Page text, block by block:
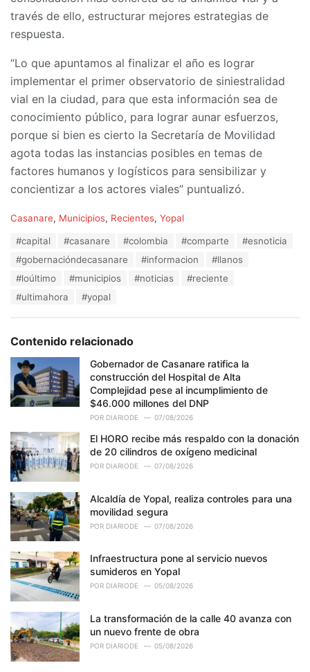
través de ello, estructurar mejores estrategias de
respuesta.
“Lo que apuntamos al finalizar el año es lograr
implementar el primer observatorio de siniestralidad
vial en la ciudad, para que esta información sea de
conocimiento público, para lograr aunar esfuerzos,
porque si bien es cierto la Secretaría de Movilidad
agota todas las instancias posibles en temas de
factores humanos y logísticos para sensibilizar y
concientizar a los actores viales” puntualizó.
C
:
Casanare, Municipios, Recientes, Yopal
#capital #casanare #colombia #comparte
#esnoticia
#gobernacióndecasanare
#informacion
#llanos
#loúltimo
#municipios #noticias
#reciente
#ultimahora
#yopal
Contenido relacionado
Gobernador de Casanare ratifica la
construcción del Hospital de Alta
Complejidad pese al incumplimiento de
$46.000 millones del DNP
POR DIARIODE 07/08/2026
El HORO recibe más respaldo con la donación
de 20 cilindros de oxígeno medicinal
POR DIARIODE 07/08/2026
Alcaldía de Yopal, realiza controles para una
movilidad segura
POR DIARIODE 07/08/2026
Infraestructura pone al servicio nuevos
sumideros en Yopal
POR DIARIODE 05/08/2026
La transformación de la calle 40 avanza con
un nuevo frente de obra
POR DIARIODE 05/08/2026